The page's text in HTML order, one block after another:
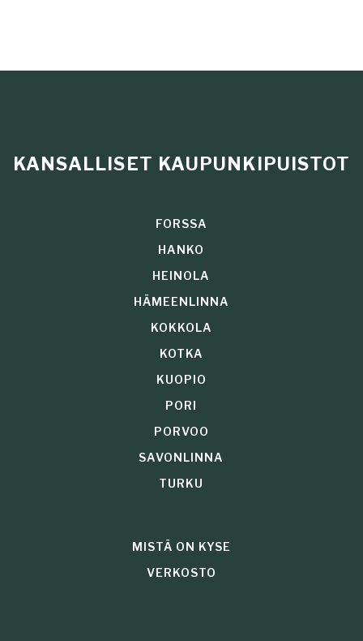
KANSALLISET KAUPUNKIPUISTOT
FORSSA
HANKO
HEINOLA
HÄMEENLINNA
KOKKOLA
KOTKA
KUOPIO
PORI
PORVOO
SAVONLINNA
TURKU
MISTÄ ON KYSE
VERKOSTO